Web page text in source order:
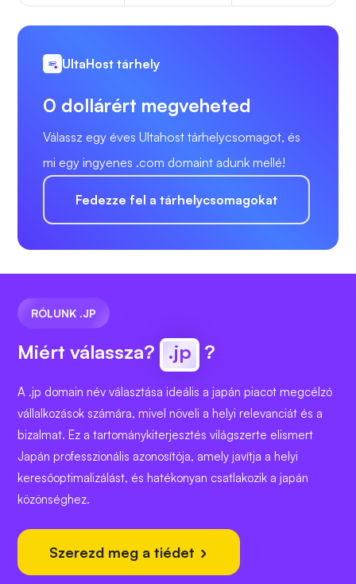
UltaHost tárhely
0 dollárért megveheted
Válassz egy éves Ultahost tárhelycsomagot, és
mi egy ingyenes .com domaint adunk mellé!
Fedezze fel a tárhelycsomagokat
RÓLUNK .JP
Miért válassza? .jp ?
A .jp domain név választása ideális a japán piacot megcélzó
vállalkozások számára, mivel növeli a helyi relevanciát és a
bizalmat. Ez a tartománykiterjesztés világszerte elismert
Japán professzionális azonosítója, amely javítja a helyi
keresőoptimalizálást, és hatékonyan csatlakozik a japán
közönséghez.
Szerezd meg a tiédet